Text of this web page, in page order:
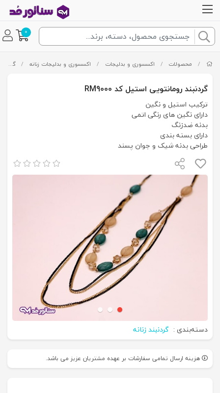
0
/ محصولات / اکسسوری و بدلیجات / اکسسوری و بدلیجات زنانه / گردنبند زنانه
گردنبند رومانتویی استیل کد RM9000
ترکیب استیل و نگین
دارای نگین های رنگی اتمی
بدنه ضدزنگ
دارای بسته بندی
طراحی بدنه شیک و جوان پسند
دسته‌بندی : گردنبند زنانه
هزینه ارسال تمامی سفارشات بر عهده مشتریان عزیز می باشد.